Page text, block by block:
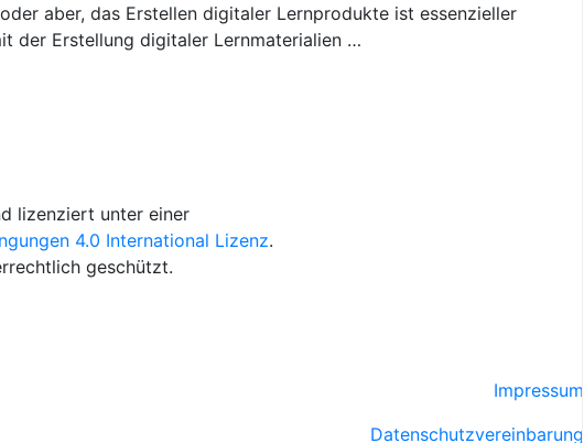
aber, das Erstellen digitaler Lernprodukte ist essenzieller
der Erstellung digitaler Lernmaterialien …
lizenziert unter einer
4.0 International Lizenz.
geschützt.
Impressum
Datenschutzvereinbarung